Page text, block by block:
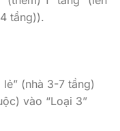
tầng)).
(nhà 3-7 tầng)
vào “Loại 3”